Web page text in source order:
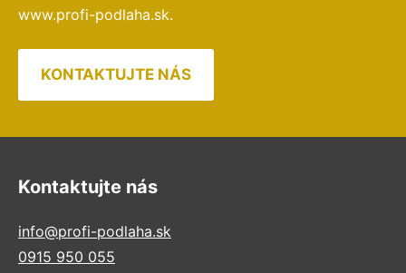
www.profi-podlaha.sk.
KONTAKTUJTE NÁS
Kontaktujte nás
info@profi-podlaha.sk
0915 950 055